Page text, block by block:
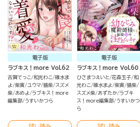
電子版
ラブキス！more Vol.62
古賀てっこ 和光わこ 碓水ま
よ 柴寅 ユウマ 猫柴 スズメ
柴 あめよ ラブキス！more
編集部 うすいかつら
電子版
ラブキス！more Vol.60
ひさまつえいと 花森玉子 和
光わこ 碓水まよ 柴寅 猫柴
スズメ柴 あずたか ラブキ
ス！more編集部 うすいかつ
ら